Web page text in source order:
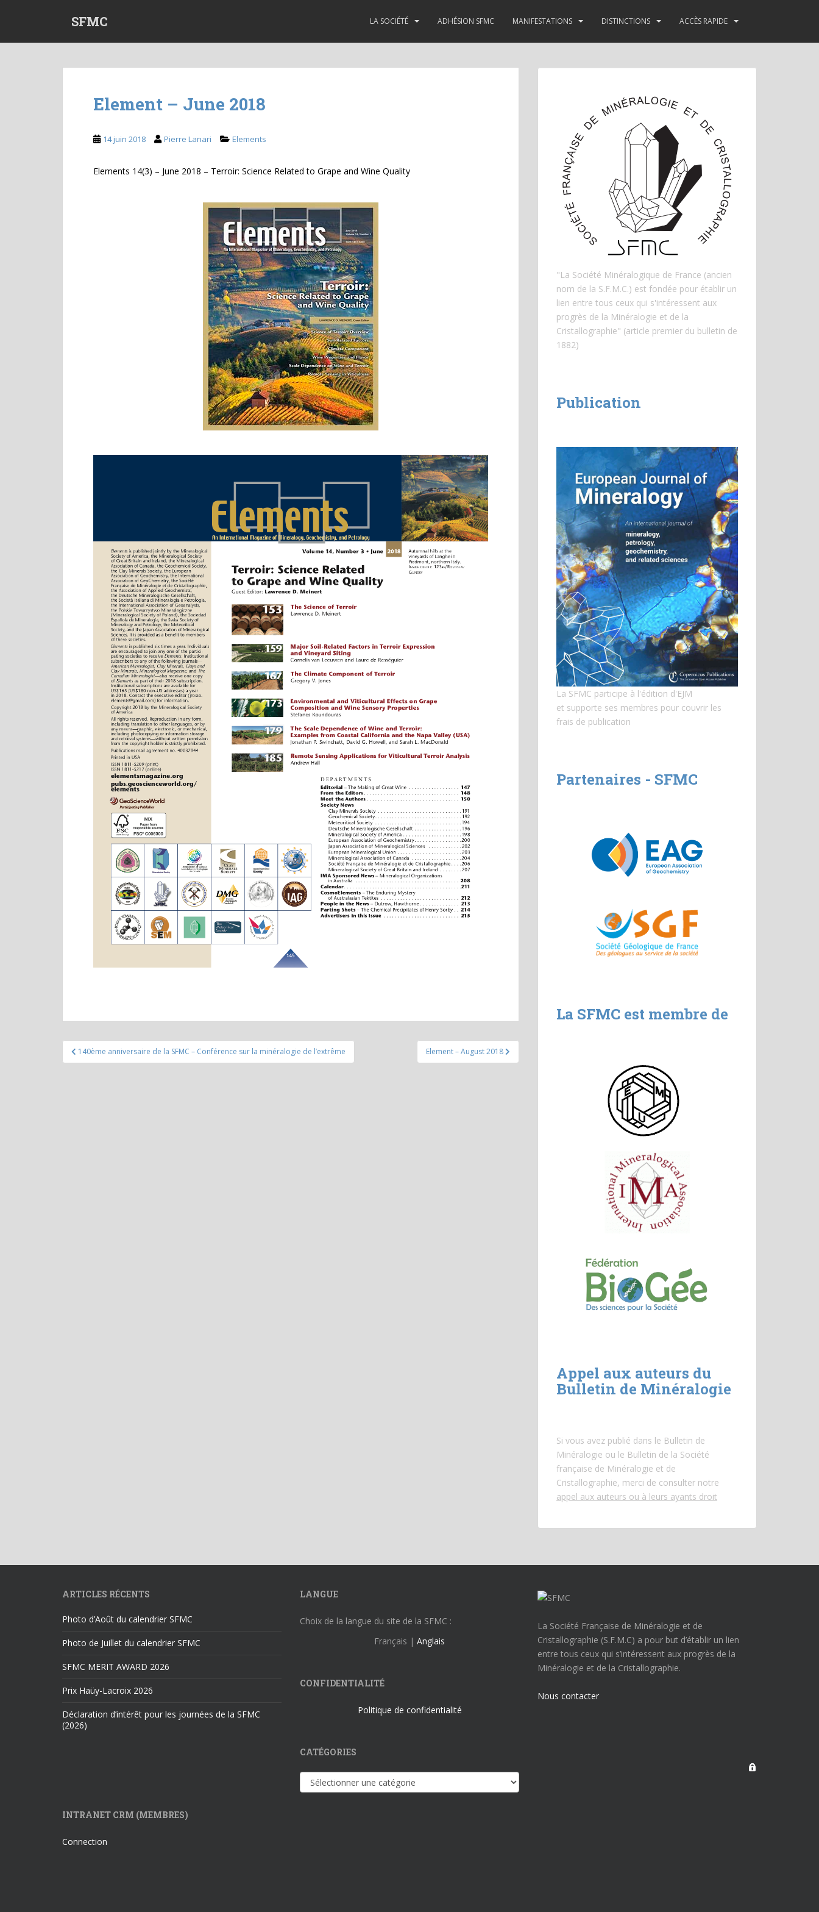
SFMC LA SOCIÉTÉ ADHÉSION SFMC MANIFESTATIONS DISTINCTIONS ACCÈS RAPIDE
Element – June 2018
14 juin 2018 Pierre Lanari Elements
Elements 14(3) – June 2018 – Terroir: Science Related to Grape and Wine Quality
Navigation
de
140ème anniversaire de la SFMC – Conférence sur la minéralogie de l’extrême Element – August 2018
"La Société Minéralogique de France (ancien
nom de la S.F.M.C.) est fondée pour établir un
lien entre tous ceux qui s'intéressent aux
progrès de la Minéralogie et de la
Cristallographie" (article premier du bulletin de
1882)
Publication
La SFMC participe à l'édition d'EJM
et supporte ses membres pour couvrir les
frais de publication
Partenaires - SFMC
La SFMC est membre de
Appel aux auteurs du
Bulletin de Minéralogie
Si vous avez publié dans le Bulletin de
Minéralogie ou le Bulletin de la Société
française de Minéralogie et de
Cristallographie, merci de consulter notre
appel aux auteurs ou à leurs ayants droit
ARTICLES RÉCENTS
Photo d’Août du calendrier SFMC
Photo de Juillet du calendrier SFMC
SFMC MERIT AWARD 2026
Prix Haüy-Lacroix 2026
Déclaration d’intérêt pour les journées de la SFMC
(2026)
INTRANET CRM (MEMBRES)
Connection
LANGUE
Choix de la langue du site de la SFMC :
Français | Anglais
CONFIDENTIALITÉ
Politique de confidentialité
CATÉGORIES
Catégories
La Société Française de Minéralogie et de
Cristallographie (S.F.M.C) a pour but d’établir un lien
entre tous ceux qui s’intéressent aux progrès de la
Minéralogie et de la Cristallographie.
Nous contacter